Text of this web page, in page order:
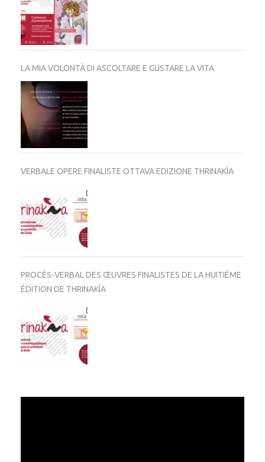
LA MIA VOLONTÀ DI ASCOLTARE E GUSTARE LA VITA
VERBALE OPERE FINALISTE OTTAVA EDIZIONE THRINAKÌA
PROCÈS-VERBAL DES ŒUVRES FINALISTES DE LA HUITIÈME
ÉDITION DE THRINAKÌA